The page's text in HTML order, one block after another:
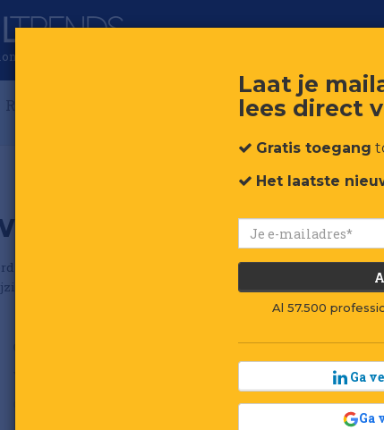
in retail & brands
Recent Events Connect
je een
op 21 september 2021 om 15:42
21 september 2021 om 16:07
oe word je een succesvolle en gerespecteerde
vraag te hebben gevonden. In onderstaande
genoemd waar je over zou moeten beschikken.
Laat je
lees direct
Gratis toegang
Het laatste
Al 57.500
Ga
Ga